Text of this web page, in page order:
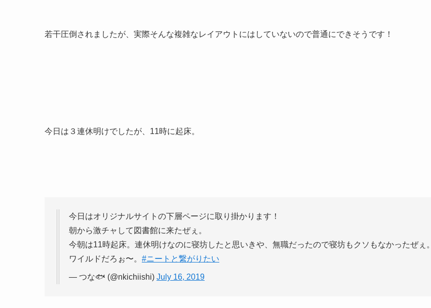
若干圧倒されましたが、実際そんな複雑なレイアウトにはしていないので普通にできそうです！
今日は３連休明けでしたが、11時に起床。
今日はオリジナルサイトの下層ページに取り掛かります！
朝から激チャして図書館に来たぜぇ。
今朝は11時起床。連休明けなのに寝坊したと思いきや、無職だったので寝坊もクソもなかったぜぇ。
ワイルドだろぉ〜。 #ニートと繋がりたい
— つな🐟 (@nkichiishi) July 16, 2019